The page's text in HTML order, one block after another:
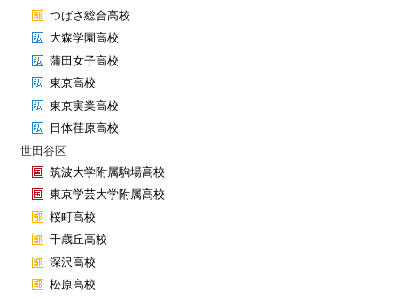
つばさ総合高校
大森学園高校
蒲田女子高校
東京高校
東京実業高校
日体荏原高校
世田谷区
筑波大学附属駒場高校
東京学芸大学附属高校
桜町高校
千歳丘高校
深沢高校
松原高校